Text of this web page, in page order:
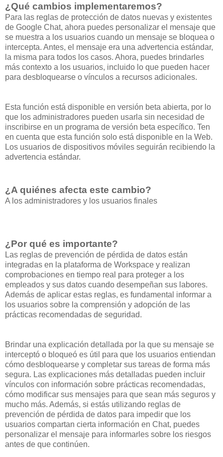
¿Qué cambios implementaremos?
Para las reglas de protección de datos nuevas y existentes
de Google Chat, ahora puedes personalizar el mensaje que
se muestra a los usuarios cuando un mensaje se bloquea o
intercepta. Antes, el mensaje era una advertencia estándar,
la misma para todos los casos. Ahora, puedes brindarles
más contexto a los usuarios, incluido lo que pueden hacer
para desbloquearse o vínculos a recursos adicionales.
Esta función está disponible en versión beta abierta, por lo
que los administradores pueden usarla sin necesidad de
inscribirse en un programa de versión beta específico. Ten
en cuenta que esta función solo está disponible en la Web.
Los usuarios de dispositivos móviles seguirán recibiendo la
advertencia estándar.
¿A quiénes afecta este cambio?
A los administradores y los usuarios finales
¿Por qué es importante?
Las reglas de prevención de pérdida de datos están
integradas en la plataforma de Workspace y realizan
comprobaciones en tiempo real para proteger a los
empleados y sus datos cuando desempeñan sus labores.
Además de aplicar estas reglas, es fundamental informar a
los usuarios sobre la comprensión y adopción de las
prácticas recomendadas de seguridad.
Brindar una explicación detallada por la que su mensaje se
interceptó o bloqueó es útil para que los usuarios entiendan
cómo desbloquearse y completar sus tareas de forma más
segura. Las explicaciones más detalladas pueden incluir
vínculos con información sobre prácticas recomendadas,
cómo modificar sus mensajes para que sean más seguros y
mucho más. Además, si estás utilizando reglas de
prevención de pérdida de datos para impedir que los
usuarios compartan cierta información en Chat, puedes
personalizar el mensaje para informarles sobre los riesgos
antes de que continúen.